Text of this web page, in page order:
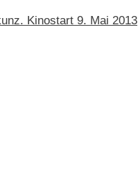
Kinostart 9. Mai 2013